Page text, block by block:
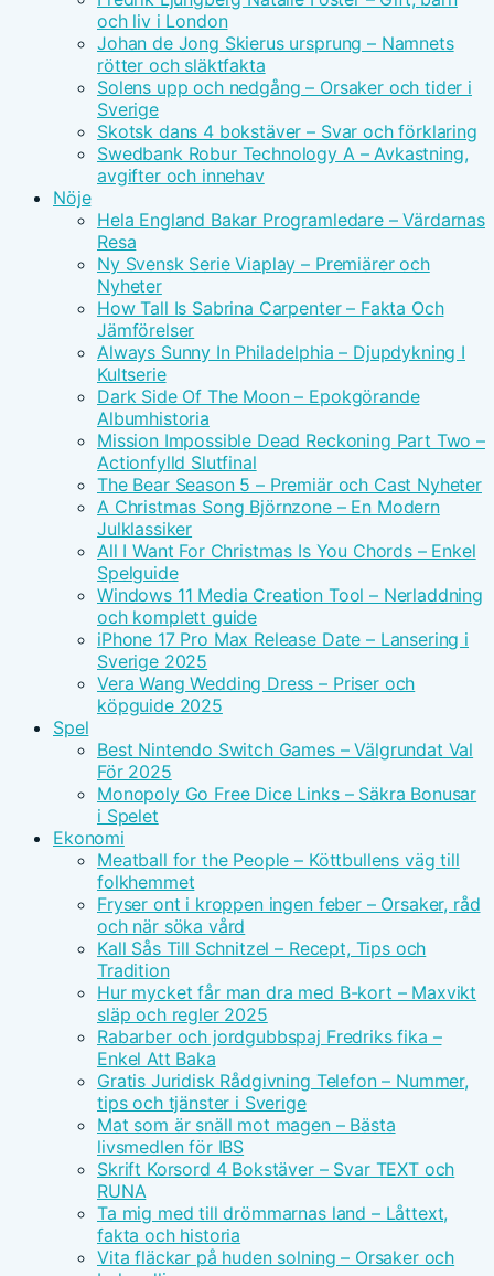
och liv i London
Johan de Jong Skierus ursprung – Namnets
rötter och släktfakta
Solens upp och nedgång – Orsaker och tider i
Sverige
Skotsk dans 4 bokstäver – Svar och förklaring
Swedbank Robur Technology A – Avkastning,
avgifter och innehav
Nöje
Hela England Bakar Programledare – Värdarnas
Resa
Ny Svensk Serie Viaplay – Premiärer och
Nyheter
How Tall Is Sabrina Carpenter – Fakta Och
Jämförelser
Always Sunny In Philadelphia – Djupdykning I
Kultserie
Dark Side Of The Moon – Epokgörande
Albumhistoria
Mission Impossible Dead Reckoning Part Two –
Actionfylld Slutfinal
The Bear Season 5 – Premiär och Cast Nyheter
A Christmas Song Björnzone – En Modern
Julklassiker
All I Want For Christmas Is You Chords – Enkel
Spelguide
Windows 11 Media Creation Tool – Nerladdning
och komplett guide
iPhone 17 Pro Max Release Date – Lansering i
Sverige 2025
Vera Wang Wedding Dress – Priser och
köpguide 2025
Spel
Best Nintendo Switch Games – Välgrundat Val
För 2025
Monopoly Go Free Dice Links – Säkra Bonusar
i Spelet
Ekonomi
Meatball for the People – Köttbullens väg till
folkhemmet
Fryser ont i kroppen ingen feber – Orsaker, råd
och när söka vård
Kall Sås Till Schnitzel – Recept, Tips och
Tradition
Hur mycket får man dra med B-kort – Maxvikt
släp och regler 2025
Rabarber och jordgubbspaj Fredriks fika –
Enkel Att Baka
Gratis Juridisk Rådgivning Telefon – Nummer,
tips och tjänster i Sverige
Mat som är snäll mot magen – Bästa
livsmedlen för IBS
Skrift Korsord 4 Bokstäver – Svar TEXT och
RUNA
Ta mig med till drömmarnas land – Låttext,
fakta och historia
Vita fläckar på huden solning – Orsaker och